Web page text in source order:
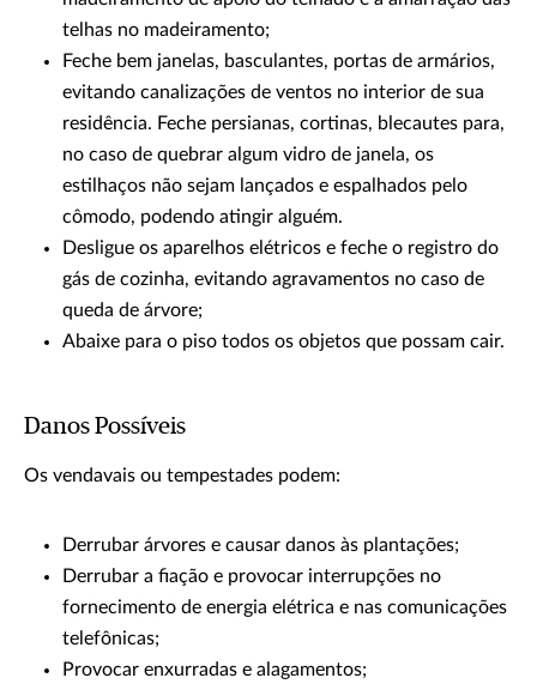
telhas no madeiramento;
Feche bem janelas, basculantes, portas de armários,
evitando canalizações de ventos no interior de sua
residência. Feche persianas, cortinas, blecautes para,
no caso de quebrar algum vidro de janela, os
estilhaços não sejam lançados e espalhados pelo
cômodo, podendo atingir alguém.
Desligue os aparelhos elétricos e feche o registro do
gás de cozinha, evitando agravamentos no caso de
queda de árvore;
Abaixe para o piso todos os objetos que possam cair.
Danos Possíveis
Os vendavais ou tempestades podem:
Derrubar árvores e causar danos às plantações;
Derrubar a fiação e provocar interrupções no
fornecimento de energia elétrica e nas comunicações
telefônicas;
Provocar enxurradas e alagamentos;